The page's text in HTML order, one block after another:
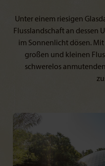
Unter einem riesigen
Flusslandschaft an dessen
im Sonnenlicht dösen.
großen und kleinen
schwerelos